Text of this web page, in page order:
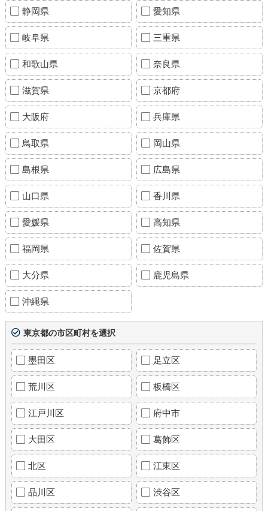
静岡県 愛知県
岐阜県 三重県
和歌山県 奈良県
滋賀県 京都府
大阪府 兵庫県
鳥取県 岡山県
島根県 広島県
山口県 香川県
愛媛県 高知県
福岡県 佐賀県
大分県 鹿児島県
沖縄県
東京都の市区町村を選択
墨田区 足立区
荒川区 板橋区
江戸川区 府中市
大田区 葛飾区
北区 江東区
品川区 渋谷区